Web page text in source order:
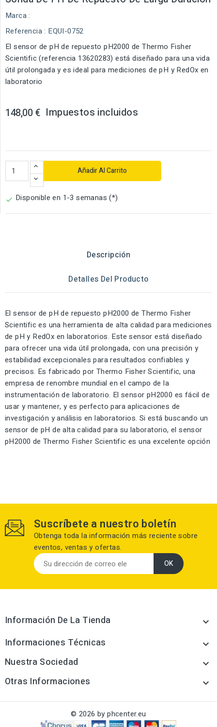
Marca :
Referencia : EQUI-0752
El sensor de pH de repuesto pH2000 de Thermo Fisher
Scientific (referencia 13620283) está diseñado para una vida
útil prolongada y es ideal para mediciones de pH y RedOx en
laboratorio
148,00 € Impuestos incluidos
Añadir Al Carrito
 Disponible en 1-3 semanas (*)
Descripción
Detalles Del Producto
El sensor de pH de repuesto pH2000 de Thermo Fisher
Scientific es una herramienta de alta calidad para mediciones
de pH y RedOx en laboratorios. Este sensor está diseñado
para ofrecer una vida útil prolongada, con una precisión y
estabilidad excepcionales para resultados confiables y
precisos. Es fabricado por Thermo Fisher Scientific, una
empresa de renombre mundial en el campo de la
instrumentación de laboratorio. El sensor pH2000 es fácil de
usar y mantener, y es perfecto para aplicaciones de
investigación y análisis en laboratorios. Si está buscando un
sensor de pH de alta calidad para su laboratorio, el sensor
pH2000 de Thermo Fisher Scientific es una excelente opción
Suscríbete a nuestro boletín
Obtenga toda la información más reciente sobre
eventos, ventas y ofertas.
Información De La Tienda 
Informaciones Técnicas 
Nuestra Sociedad 
Otras Informaciones 
© 2026 by phcenter.eu